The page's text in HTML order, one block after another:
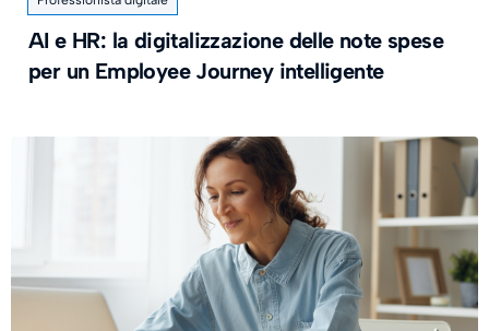
AI e HR: la digitalizzazione delle note spese
per un Employee Journey intelligente